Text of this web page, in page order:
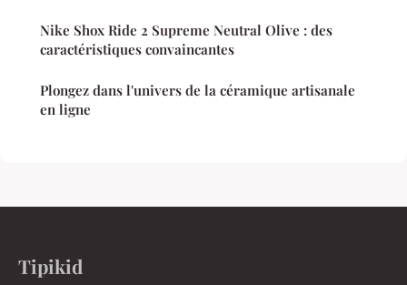
Nike Shox Ride 2 Supreme Neutral Olive : des
caractéristiques convaincantes
Plongez dans l'univers de la céramique artisanale
en ligne
Tipikid